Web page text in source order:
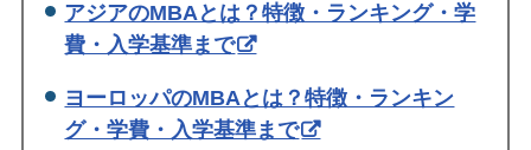
アジアのMBAとは？特徴・ランキング・学
費・入学基準まで
ヨーロッパのMBAとは？特徴・ランキン
グ・学費・入学基準まで